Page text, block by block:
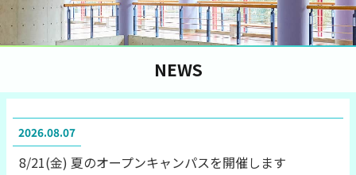
NEWS
2026.08.07
8/21(金) 夏のオープンキャンパスを開催します